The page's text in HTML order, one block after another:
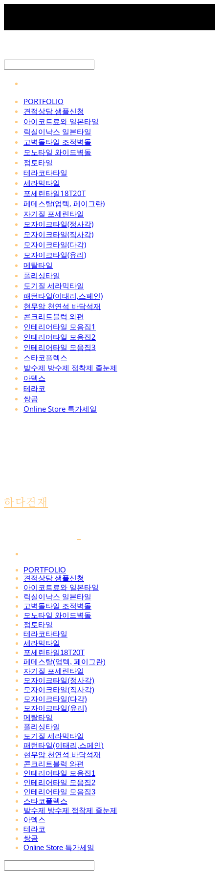
PORTFOLIO
견적상담 샘플신청
아이코트료와 일본타일
릭실이낙스 일본타일
고벽돌타일 조적벽돌
모노타일 와이드벽돌
점토타일
테라코타타일
세라믹타일
포세린타일18T20T
페데스탈(업텍, 페이그란)
자기질 포세린타일
모자이크타일(정사각)
모자이크타일(직사각)
모자이크타일(다각)
모자이크타일(유리)
메탈타일
폴리싱타일
도기질 세라믹타일
패턴타일(이태리,스페인)
현무암 천연석 바닥석재
콘크리트블럭 와편
인테리어타일 모음집1
인테리어타일 모음집2
인테리어타일 모음집3
스타코플렉스
발수제 방수제 접착제 줄눈제
아덱스
테라코
쌍곰
Online Store 특가세일
하다건재
PORTFOLIO
견적상담 샘플신청
아이코트료와 일본타일
릭실이낙스 일본타일
고벽돌타일 조적벽돌
모노타일 와이드벽돌
점토타일
테라코타타일
세라믹타일
포세린타일18T20T
페데스탈(업텍, 페이그란)
자기질 포세린타일
모자이크타일(정사각)
모자이크타일(직사각)
모자이크타일(다각)
모자이크타일(유리)
메탈타일
폴리싱타일
도기질 세라믹타일
패턴타일(이태리,스페인)
현무암 천연석 바닥석재
콘크리트블럭 와편
인테리어타일 모음집1
인테리어타일 모음집2
인테리어타일 모음집3
스타코플렉스
발수제 방수제 접착제 줄눈제
아덱스
테라코
쌍곰
Online Store 특가세일